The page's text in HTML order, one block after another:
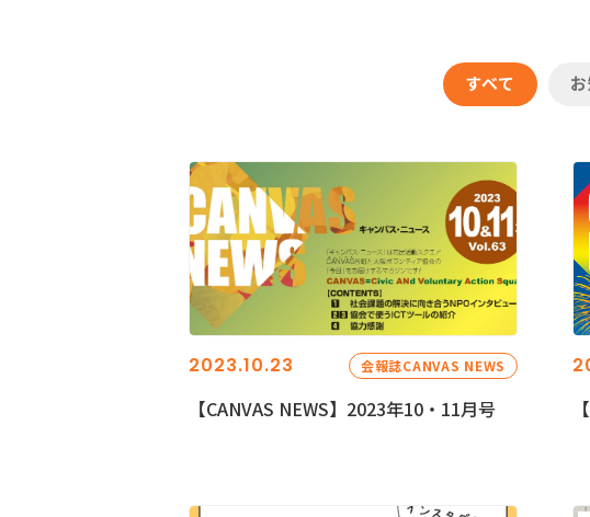
すべて
2023.10.23 会報誌CANVAS NEWS
【CANVAS NEWS】2023年10・11月号